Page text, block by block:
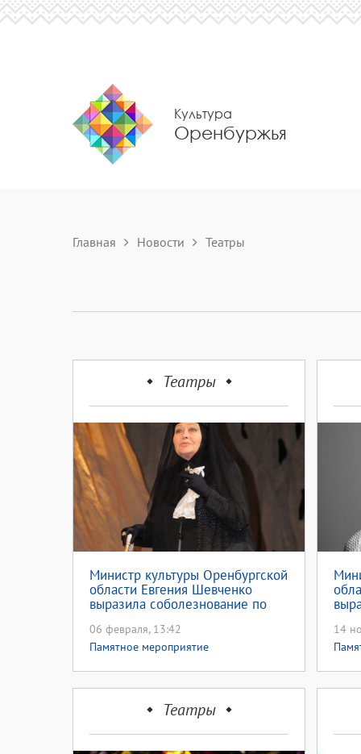
Культура
Оренбуржья
Главная Новости Театры
Театры
Министр культуры Оренбургской
области Евгения Шевченко
выразила соболезнование по
артистки РФ Изольды
Лидарской
06 февраля, 13:42
Памятное мероприятие
14
Театры